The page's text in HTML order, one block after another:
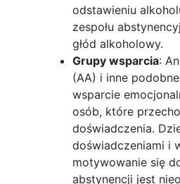
odstawieniu
zespołu
głód alkoholowy.
Grupy wsparcia:
(AA) i inne
wsparcie
osób, które
doświadczenia.
doświadczeniami i
motywowanie się
abstynencji jest